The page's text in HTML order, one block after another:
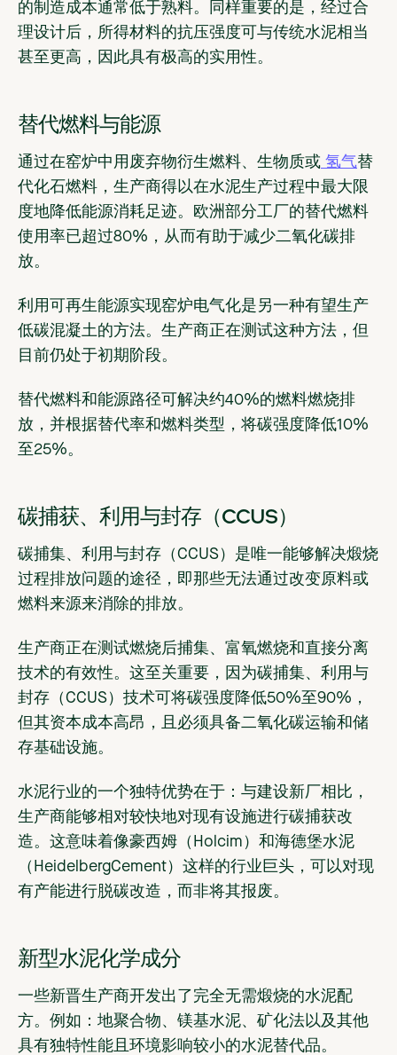
的制造成本通常低于熟料。同样重要的是，经过合
理设计后，所得材料的抗压强度可与传统水泥相当
甚至更高，因此具有极高的实用性。
替代燃料与能源
通过在窑炉中用废弃物衍生燃料、生物质或 氢气替
代化石燃料，生产商得以在水泥生产过程中最大限
度地降低能源消耗足迹。欧洲部分工厂的替代燃料
使用率已超过80%，从而有助于减少二氧化碳排
放。
利用可再生能源实现窑炉电气化是另一种有望生产
低碳混凝土的方法。生产商正在测试这种方法，但
目前仍处于初期阶段。
替代燃料和能源路径可解决约40%的燃料燃烧排
放，并根据替代率和燃料类型，将碳强度降低10%
至25%。
碳捕获、利用与封存（CCUS）
碳捕集、利用与封存（CCUS）是唯一能够解决煅烧
过程排放问题的途径，即那些无法通过改变原料或
燃料来源来消除的排放。
生产商正在测试燃烧后捕集、富氧燃烧和直接分离
技术的有效性。这至关重要，因为碳捕集、利用与
封存（CCUS）技术可将碳强度降低50%至90%，
但其资本成本高昂，且必须具备二氧化碳运输和储
存基础设施。
水泥行业的一个独特优势在于：与建设新厂相比，
生产商能够相对较快地对现有设施进行碳捕获改
造。这意味着像豪西姆（Holcim）和海德堡水泥
（HeidelbergCement）这样的行业巨头，可以对现
有产能进行脱碳改造，而非将其报废。
新型水泥化学成分
一些新晋生产商开发出了完全无需煅烧的水泥配
方。例如：地聚合物、镁基水泥、矿化法以及其他
具有独特性能且环境影响较小的水泥替代品。